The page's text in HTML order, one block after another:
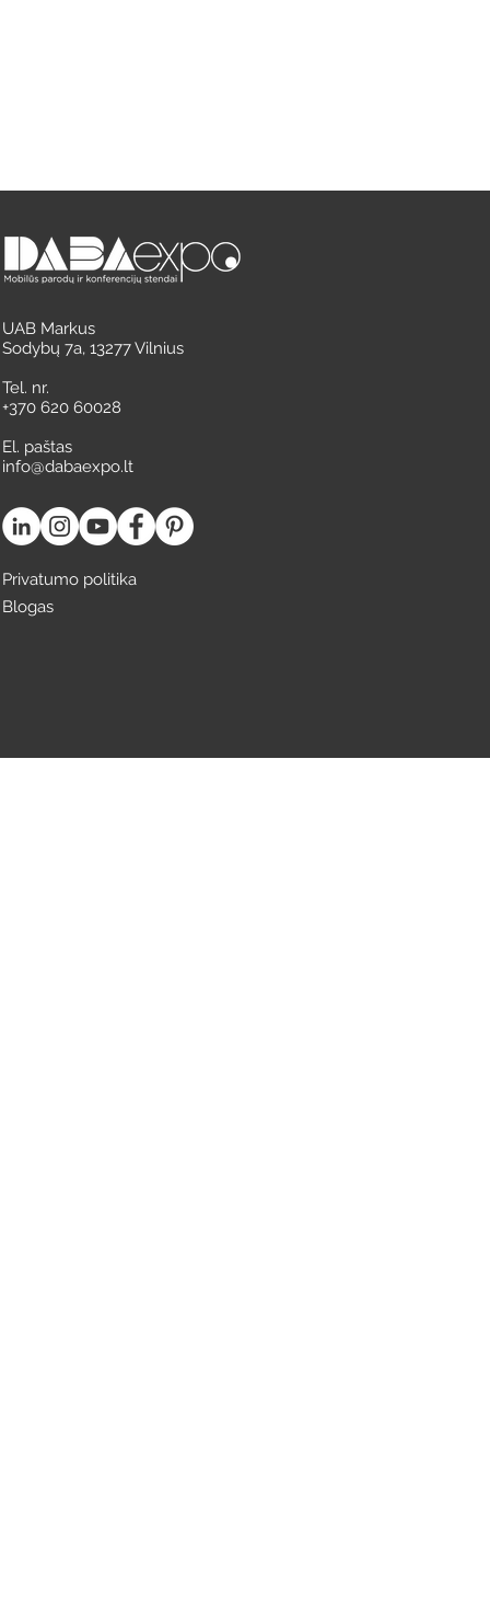
UAB Markus
Sodybų 7a, 13277 Vilnius
Tel. nr.
+370 620 60028
El. paštas
info@dabaexpo.lt
Privatumo politika
Blogas